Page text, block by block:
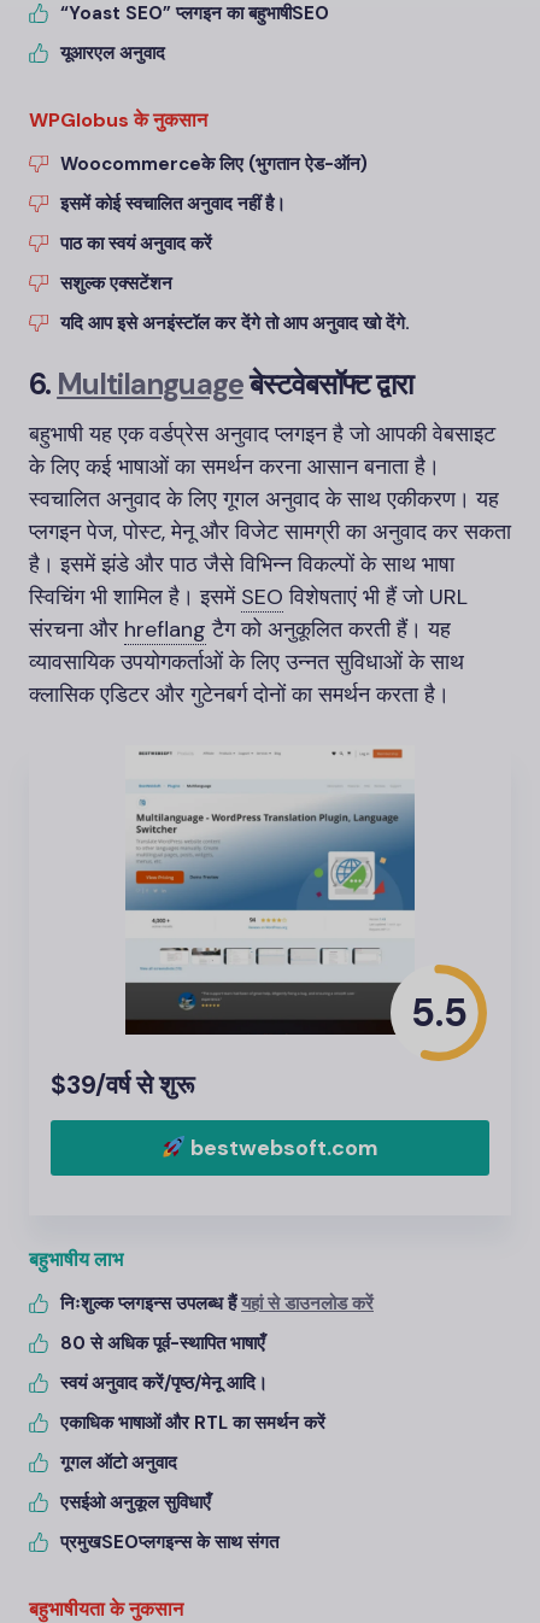
“Yoast SEO” प्लगइन का बहुभाषीSEO
यूआरएल अनुवाद
WPGlobus के नुकसान
Woocommerceके लिए (भुगतान ऐड-ऑन)
इसमें कोई स्वचालित अनुवाद नहीं है।
पाठ का स्वयं अनुवाद करें
सशुल्क एक्सटेंशन
यदि आप इसे अनइंस्टॉल कर देंगे तो आप अनुवाद खो देंगे.
6. Multilanguageबेस्टवेबसॉफ्ट द्वारा
बहुभाषी यह एक वर्डप्रेस अनुवाद प्लगइन है जो आपकी वेबसाइट
के लिए कई भाषाओं का समर्थन करना आसान बनाता है।
स्वचालित अनुवाद के लिए गूगल अनुवाद के साथ एकीकरण। यह
प्लगइन पेज, पोस्ट, मेनू और विजेट सामग्री का अनुवाद कर सकता
है। इसमें झंडे और पाठ जैसे विभिन्न विकल्पों के साथ भाषा
स्विचिंग भी शामिल है। इसमें SEO विशेषताएं भी हैं जो URL
संरचना और hreflang टैग को अनुकूलित करती हैं। यह
व्यावसायिक उपयोगकर्ताओं के लिए उन्नत सुविधाओं के साथ
क्लासिक एडिटर और गुटेनबर्ग दोनों का समर्थन करता है।
5.5
$39/वर्ष से शुरू
bestwebsoft.com
बहुभाषीय लाभ
निःशुल्क प्लगइन्स उपलब्ध हैंयहां से डाउनलोड करें
80 से अधिक पूर्व-स्थापित भाषाएँ
स्वयं अनुवाद करें/पृष्ठ/मेनू आदि।
एकाधिक भाषाओं और RTL का समर्थन करें
गूगल ऑटो अनुवाद
एसईओ अनुकूल सुविधाएँ
प्रमुखSEOप्लगइन्स के साथ संगत
बहुभाषीयता के नुकसान